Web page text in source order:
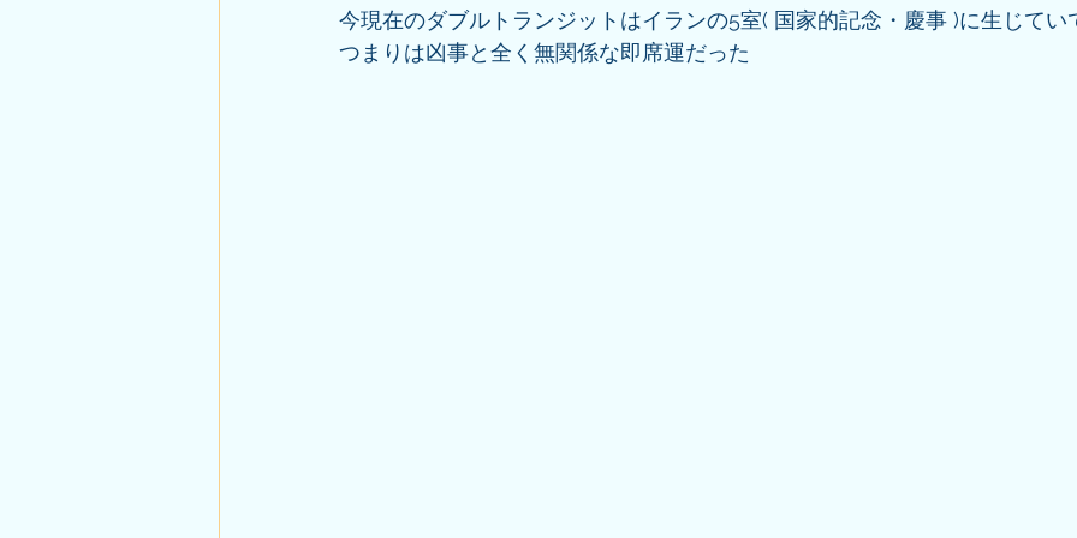
今現在のダブルトランジットはイランの5室( 国家的記念・慶事 )に生じてい
つまりは凶事と全く無関係な即席運だった